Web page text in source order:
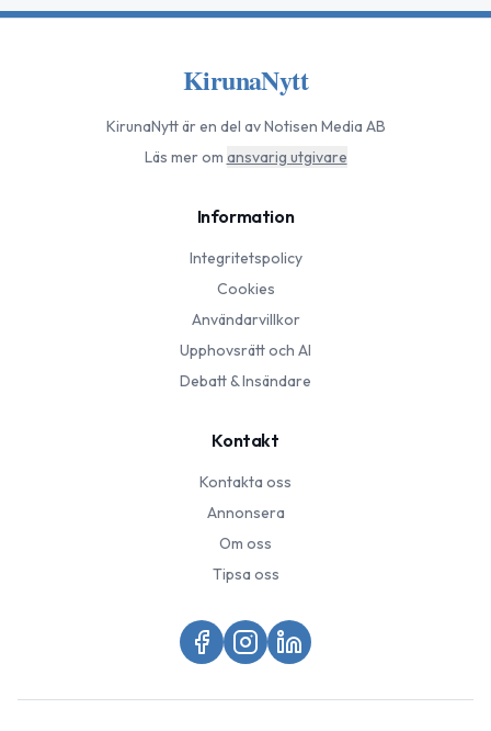
KirunaNytt
KirunaNyttär en del av Notisen Media AB
Läs mer om ansvarig utgivare
Information
Integritetspolicy
Cookies
Användarvillkor
Upphovsrätt och AI
Debatt & Insändare
Kontakt
Kontakta oss
Annonsera
Om oss
Tipsa oss